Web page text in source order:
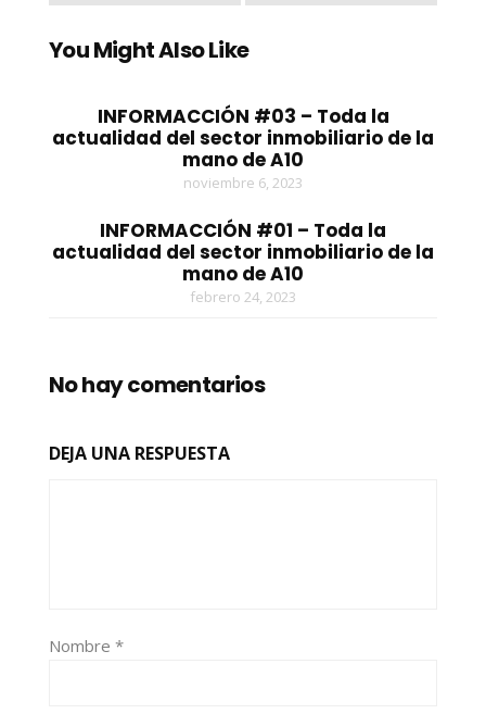
You Might Also Like
INFORMACCIÓN #03 – Toda la
actualidad del sector inmobiliario de la
mano de A10
noviembre 6, 2023
INFORMACCIÓN #01 – Toda la
actualidad del sector inmobiliario de la
mano de A10
febrero 24, 2023
No hay comentarios
DEJA UNA RESPUESTA
Nombre *